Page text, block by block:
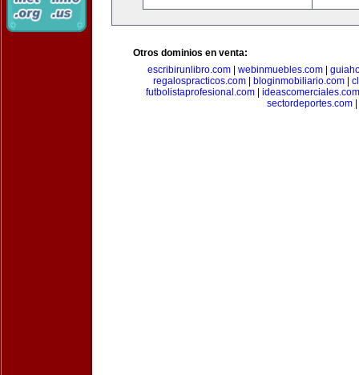
Otros dominios en venta:
escribirunlibro.com| webinmuebles.com|
regalospracticos.com| bloginmobiliario.com|
futbolistaprofesional.com
ideascomerciales.com
sectordeportes.com|